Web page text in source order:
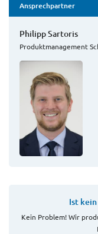
Ansprechpartner
Philipp Sartoris
Produktmanagement
Ist
Kein Problem! Wir